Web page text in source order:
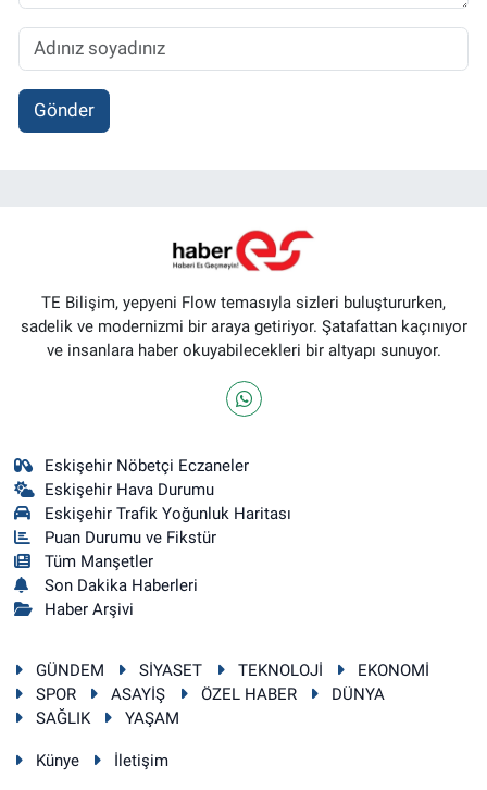
Gönder
TE Bilişim, yepyeni Flow temasıyla sizleri buluştururken,
sadelik ve modernizmi bir araya getiriyor. Şatafattan kaçınıyor
ve insanlara haber okuyabilecekleri bir altyapı sunuyor.
Eskişehir Nöbetçi Eczaneler
Eskişehir Hava Durumu
Eskişehir Trafik Yoğunluk Haritası
Puan Durumu ve Fikstür
Tüm Manşetler
Son Dakika Haberleri
Haber Arşivi
GÜNDEM SİYASET TEKNOLOJİ
EKONOMİ
SPOR
ASAYİŞ ÖZEL HABER
DÜNYA
SAĞLIK
YAŞAM
Künye İletişim